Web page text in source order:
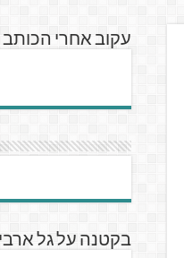
עקוב אחרי הכותב
בקטנה על גל